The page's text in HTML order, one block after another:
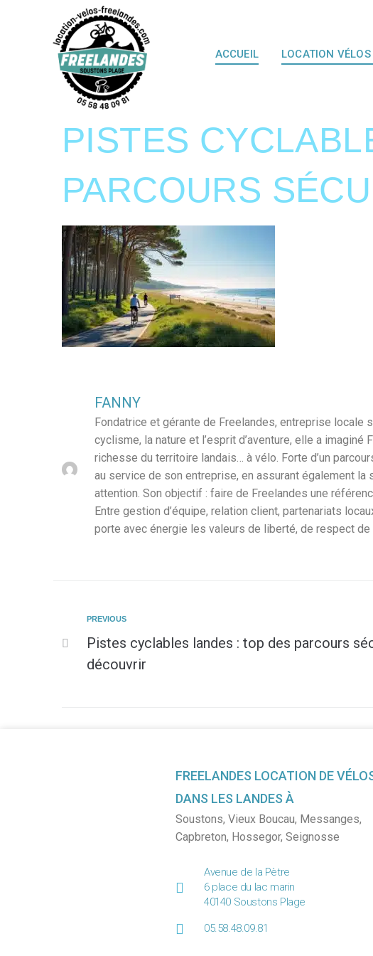
ACCUEIL LOCATION VÉLOS
PISTES
PARCOURS
FANNY
Fondatrice et gérante de Freelandes, entreprise
cyclisme, la nature et l’esprit d’aventure, elle a
richesse du territoire landais… à vélo. Forte d’un
au service de son entreprise, en assurant également
attention. Son objectif : faire de Freelandes une
Entre gestion d’équipe, relation client, partenariats
porte avec énergie les valeurs de liberté, de respect de
PREVIOUS
Pistes cyclables landes : top des parcours
découvrir
FREELANDES LOCATION DE
DANS LES LANDES À
Soustons,Vieux Boucau, Messanges,
Capbreton, Hossegor,Seignosse
Avenue de la Pètre
6 place du lac marin
40140 Soustons Plage
05.58.48.09.81